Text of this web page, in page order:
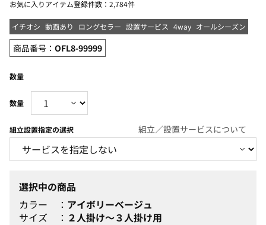
お気に入りアイテム登録件数： 2,784件
イチオシ 動画あり ロングセラー 設置サービス 4way オールシーズン
商品番号： OFL8-99999
数量
組立設置指定の選択 組立／設置サービスについて
選択中の商品
カラー
アイボリーベージュ
サイズ
２人掛け～３人掛け用